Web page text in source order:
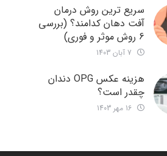
سریع ترین روش درمان
آفت دهان کدامند؟ (بررسی
6 روش موثر و فوری)
هزینه عکس OPG دندان
چقدر است؟